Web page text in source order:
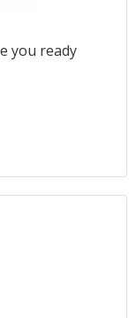
you ready